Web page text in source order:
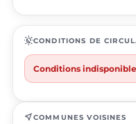
routineCONDITIONS DE
Conditions
near_meCOMMUNES VOISINES